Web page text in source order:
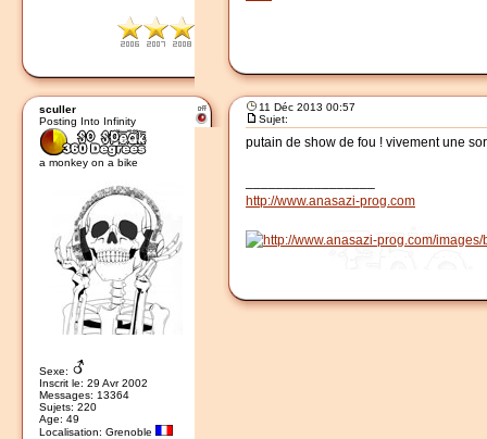
sculler
Posting Into Infinity
a monkey on a bike
Sexe:
Inscrit le: 29 Avr 2002
Messages: 13364
Sujets: 220
Age: 49
Localisation: Grenoble
11 Déc 2013 00:57
Sujet:
putain de show de fou ! vivement une
http://www.anasazi-prog.com